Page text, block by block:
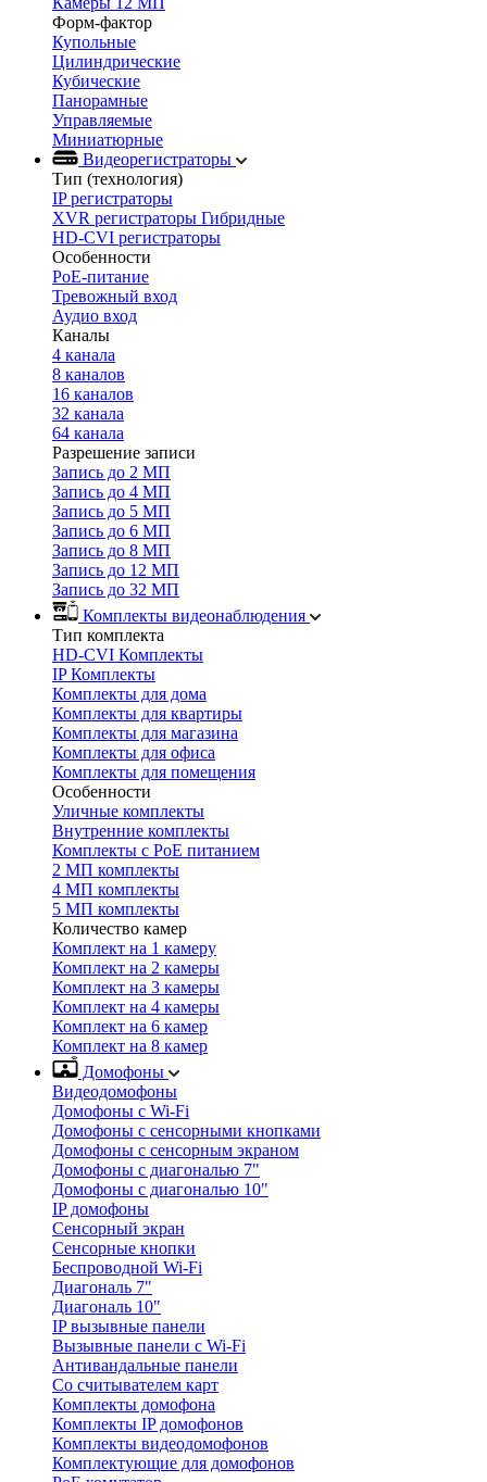
Форм-фактор
Купольные
Цилиндрические
Кубические
Панорамные
Управляемые
Миниатюрные
Видеорегистраторы
Тип (технология)
IP регистраторы
XVR регистраторы Гибридные
HD-CVI регистраторы
Особенности
PoE-питание
Тревожный вход
Аудио вход
Каналы
4 канала
8 каналов
16 каналов
32 канала
64 канала
Разрешение записи
Запись до 2 МП
Запись до 4 МП
Запись до 5 МП
Запись до 6 МП
Запись до 8 МП
Запись до 12 МП
Запись до 32 МП
Комплекты видеонаблюдения
Тип комплекта
HD-CVI Комплекты
IP Комплекты
Комплекты для дома
Комплекты для квартиры
Комплекты для магазина
Комплекты для офиса
Комплекты для помещения
Особенности
Уличные комплекты
Внутренние комплекты
Комплекты с PoE питанием
2 МП комплекты
4 МП комплекты
5 МП комплекты
Количество камер
Комплект на 1 камеру
Комплект на 2 камеры
Комплект на 3 камеры
Комплект на 4 камеры
Комплект на 6 камер
Комплект на 8 камер
Домофоны
Видеодомофоны
Домофоны с Wi-Fi
Домофоны с сенсорными кнопками
Домофоны с сенсорным экраном
Домофоны с диагональю 7"
Домофоны с диагональю 10"
IP домофоны
Сенсорный экран
Сенсорные кнопки
Беспроводной Wi-Fi
Диагональ 7"
Диагональ 10"
IP вызывные панели
Вызывные панели с Wi-Fi
Антивандальные панели
Со считывателем карт
Комплекты домофона
Комплекты IP домофонов
Комплекты видеодомофонов
Комплектующие для домофонов